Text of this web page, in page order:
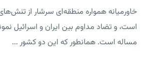
خاورمیانه همواره منطقه‌ای سرشار از
است، و تضاد مداوم بین ایران و اسرائیل
مساله است. همانطور که این دو کشور ...